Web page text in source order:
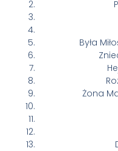
Była
Żona